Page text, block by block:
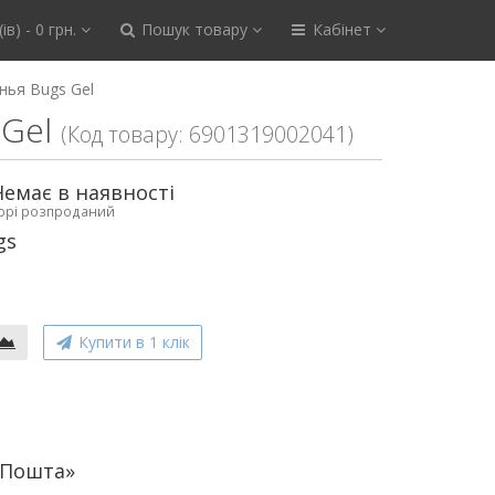
- 0 грн. Пошук товару Кабінет
Bugs Gel
(Код товару: 6901319002041)
в наявності
розпроданий
Купити в 1 клік